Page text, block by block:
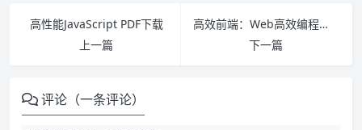
高性能JavaScript PDF下载
上一篇
高效前端：Web高效编程与优化实践pdf下载
下一篇
评论（一条评论）